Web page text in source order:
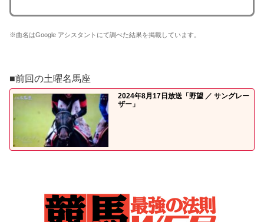
※曲名はGoogle アシスタントにて調べた結果を掲載しています。
■前回の土曜名馬座
2024年8月17日放送「野望 ／ サングレー
ザー」